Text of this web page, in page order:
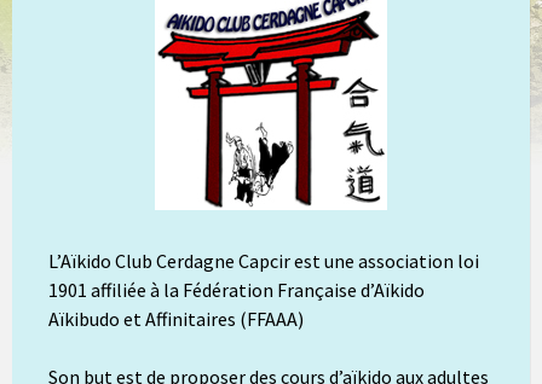
L’Aïkido Club Cerdagne Capcir est une association loi
1901 affiliée à la Fédération Française d’Aïkido
Aïkibudo et Affinitaires (FFAAA)
Son but est de proposer des cours d’aïkido aux adultes